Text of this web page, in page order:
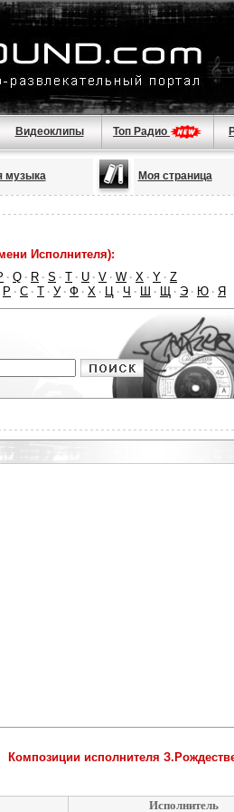
Видеоклипы Топ Радио
музыка Моя страница
Исполнителя):
· Q · R · S · T · U · V · W · X · Y · Z
Р · С · Т · У · Ф · Х · Ц · Ч · Ш · Щ · Э · Ю · Я
Композиции исполнителя
Исполнитель